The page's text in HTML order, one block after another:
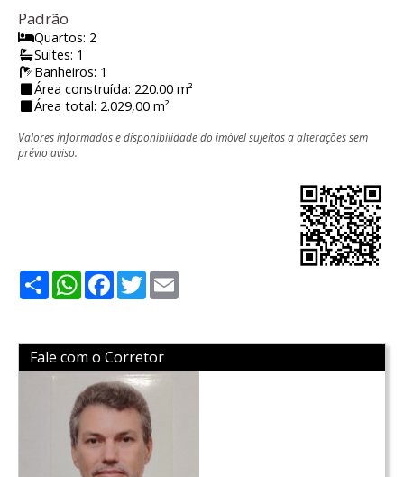
Padrão
Quartos: 2
Suítes: 1
Banheiros: 1
Área construída: 220.00 m²
Área total: 2.029,00 m²
Valores informados e disponibilidade do imóvel sujeitos a alterações sem
prévio aviso.
ShareWhatsApp
Facebook
Twitter
Fale com o Corretor